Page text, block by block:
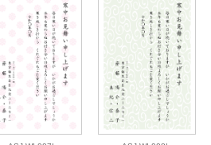
花菱
この見本で申し込む
亀甲花菱
この見本で申し込む